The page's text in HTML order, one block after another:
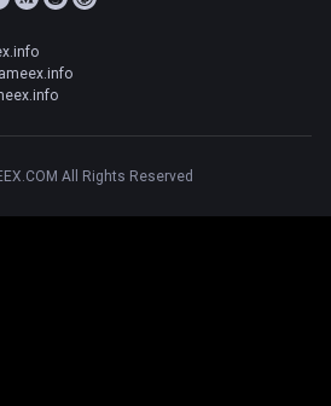
All Rights Reserved